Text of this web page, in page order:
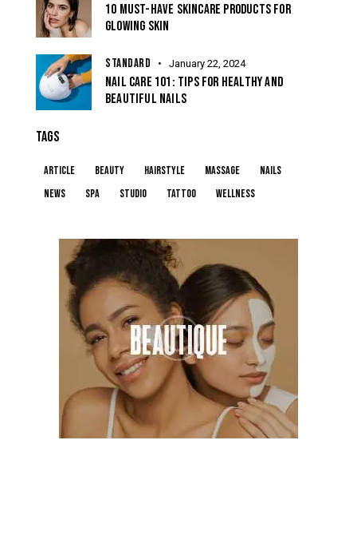
10 MUST-HAVE SKINCARE PRODUCTS FOR
GLOWING SKIN
STANDARD January 22, 2024
NAIL CARE 101: TIPS FOR HEALTHY AND
BEAUTIFUL NAILS
TAGS
article beauty hairstyle massage
nails
news
spa studio tattoo wellness